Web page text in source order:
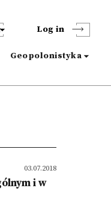
Log in
Geopolonistyka
03.07.2018
i w